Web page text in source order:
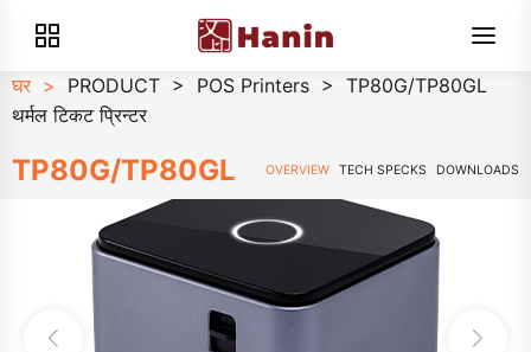
घर > PRODUCT > POS Printers > TP80G/TP80GL
थर्मल टिकट प्रिन्टर
TP80G/TP80GL OVERVIEW TECH SPECKS DOWNLOADS